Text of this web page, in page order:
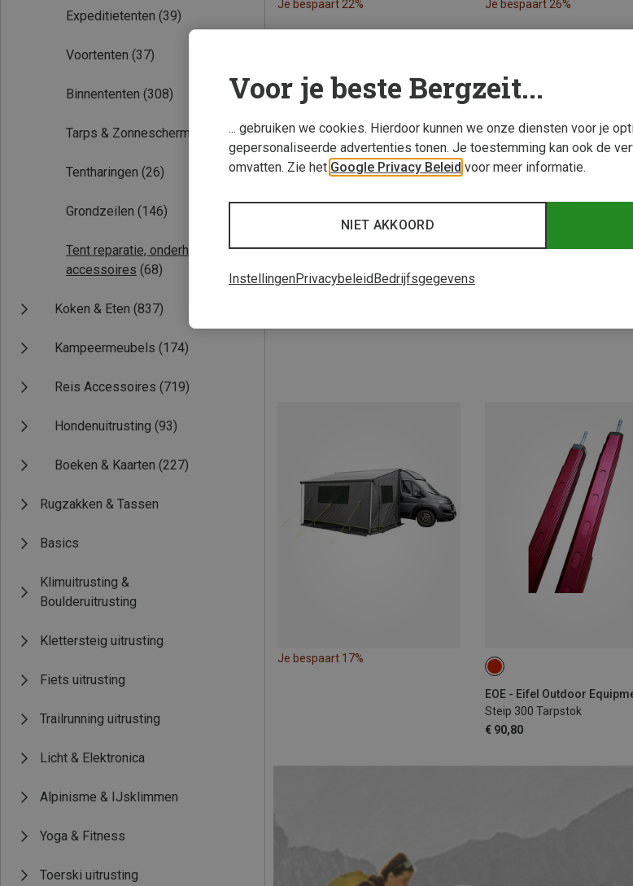
Expeditietenten (39)
Voortenten (37)
Binnententen (308)
Tarps & Zonneschermen (45)
Tentharingen (26)
Grondzeilen (146)
Tent reparatie, onderhoud &
accessoires (68)
Koken & Eten (837)
Kampeermeubels (174)
Reis Accessoires (719)
Hondenuitrusting (93)
Boeken & Kaarten (227)
Rugzakken & Tassen
Basics
Klimuitrusting &
Boulderuitrusting
Klettersteig uitrusting
Fiets uitrusting
Trailrunning uitrusting
Licht & Elektronica
Alpinisme & IJsklimmen
Yoga & Fitness
Toerski uitrusting
Je bespaart 22% Je bespaart 26%
Je bespaart 17%
Steip 300 Tarpstok
€ 90,80
Voor je beste Bergzeit...
... gebruiken we cookies. Hierdoor kunnen we onze diensten voor je
gepersonaliseerde advertenties tonen. Je toestemming kan ook de
omvatten. Zie het Google Privacy Beleid voor meer informatie.
NIET AKKOORD
InstellingenPrivacybeleidBedrijfsgegevens